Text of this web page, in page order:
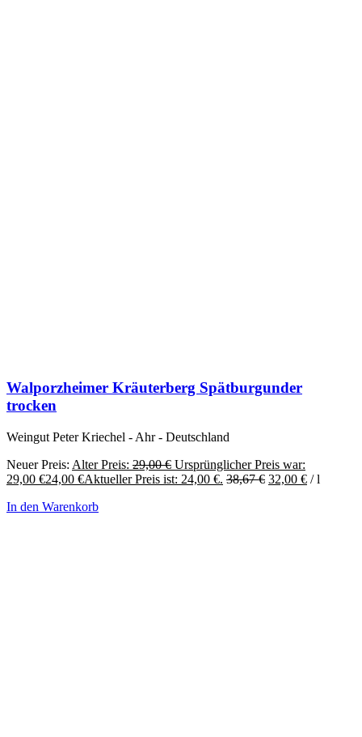
Walporzheimer Kräuterberg Spätburgunder
trocken
Weingut Peter Kriechel - Ahr - Deutschland
Neuer Preis: Alter Preis: 29,00€ Ursprünglicher Preis war:
29,00 €24,00 €Aktueller Preis ist: 24,00 €. 38,67€ 32,00 € /l
In den Warenkorb